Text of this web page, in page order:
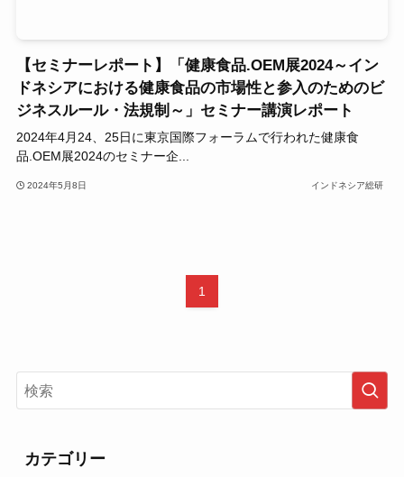
【セミナーレポート】「健康食品.OEM展2024～イン
ドネシアにおける健康食品の市場性と参入のためのビ
ジネスルール・法規制～」セミナー講演レポート
2024年4月24、25日に東京国際フォーラムで行われた健康食
品.OEM展2024のセミナー企...
2024年5月8日 インドネシア総研
1
カテゴリー